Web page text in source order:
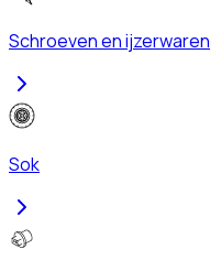
Schroeven en ijzerwaren
Sok